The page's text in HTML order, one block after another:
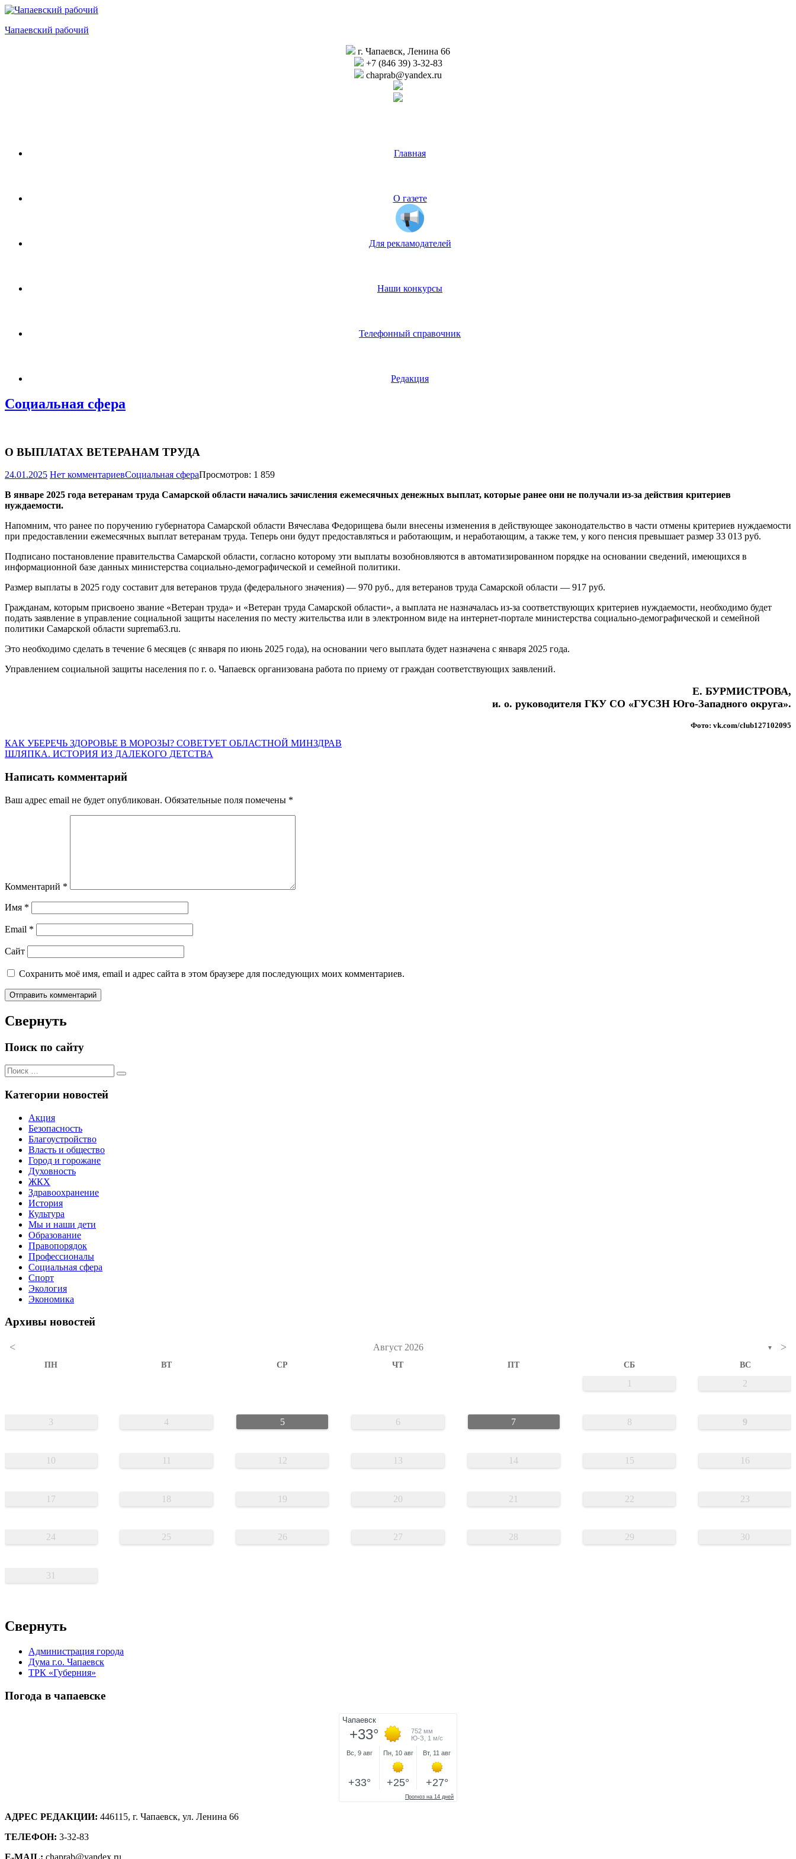
Перейти
содержимому
Чапаевский рабочий
г. Чапаевск, Ленина 66
+7 (846 39) 3-32-83
chaprab@yandex.ru
Главная
О газете
Для рекламодателей
Наши конкурсы
Телефонный справочник
Редакция
Социальная сфера
О ВЫПЛАТАХ ВЕТЕРАНАМ ТРУДА
24.01.2025 Нет комментариевСоциальная сфераПросмотров: 1 859
В январе 2025 года ветеранам труда Самарской области начались зачисления ежемесячных денежных выплат, которые ранее они не получали из-за действия критериев
нуждаемости.
Напомним, что ранее по поручению губернатора Самарской области Вячеслава Федорищева были внесены изменения в действующее законодательство в части отмены критериев нуждаемости
при предоставлении ежемесячных выплат ветеранам труда. Теперь они будут предоставляться и работающим, и неработающим, а также тем, у кого пенсия превышает размер 33 013 руб.
Подписано постановление правительства Самарской области, согласно которому эти выплаты возобновляются в автоматизированном порядке на основании сведений, имеющихся в
информационной базе данных министерства социально-демографической и семейной политики.
Размер выплаты в 2025 году составит для ветеранов труда (федерального значения) — 970 руб., для ветеранов труда Самарской области — 917 руб.
Гражданам, которым присвоено звание «Ветеран труда» и «Ветеран труда Самарской области», а выплата не назначалась из-за соответствующих критериев нуждаемости, необходимо будет
подать заявление в управление социальной защиты населения по месту жительства или в электронном виде на интернет-портале министерства социально-демографической и семейной
политики Самарской области suprema63.ru.
Это необходимо сделать в течение 6 месяцев (с января по июнь 2025 года), на основании чего выплата будет назначена с января 2025 года.
Управлением социальной защиты населения по г. о. Чапаевск организована работа по приему от граждан соответствующих заявлений.
Е. БУРМИСТРОВА,
и. о. руководителя ГКУ СО «ГУСЗН Юго-Западного округа».
Фото: vk.com/club127102095
Навигация
по
записям
Предыдущая
запись:
КАК УБЕРЕЧЬ ЗДОРОВЬЕ В МОРОЗЫ? СОВЕТУЕТ ОБЛАСТНОЙ МИНЗДРАВ
Следующая
ШЛЯПКА. ИСТОРИЯ ИЗ ДАЛЕКОГО ДЕТСТВА
Написать комментарий
Ваш адрес email не будет опубликован. Обязательные поля помечены *
Комментарий *
Имя *
Email *
Сайт
Сохранить моё имя, email и адрес сайта в этом браузере для последующих моих комментариев.
Свернуть
Поиск по сайту
Поиск
для:
Поиск
Категории новостей
Акция
Безопасность
Благоустройство
Власть и общество
Город и горожане
Духовность
ЖКХ
Здравоохранение
История
Культура
Мы и наши дети
Образование
Правопорядок
Профессионалы
Социальная сфера
Спорт
Экология
Экономика
Архивы новостей
< Август 2026 ▼ >
ПН ВТ СР ЧТ ПТ СБ ВС
1 2
3 4 5 6 7 8 9
10 11 12 13 14 15 16
17 18 19 20 21 22 23
24 25 26 27 28 29 30
31
Свернуть
Администрация города
Дума г.о. Чапаевск
ТРК «Губерния»
Погода в чапаевске
АДРЕС РЕДАКЦИИ: 446115, г. Чапаевск, ул. Ленина 66
ТЕЛЕФОН: 3-32-83